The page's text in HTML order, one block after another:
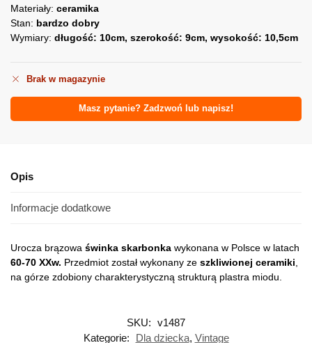
Materiały: ceramika
Stan: bardzo dobry
Wymiary: długość: 10cm, szerokość: 9cm, wysokość: 10,5cm
Brak w magazynie
Masz pytanie? Zadzwoń lub napisz!
Opis
Informacje dodatkowe
Urocza brązowa świnka skarbonka wykonana w Polsce w latach
60-70 XXw. Przedmiot został wykonany ze szkliwionej ceramiki
na górze zdobiony charakterystyczną strukturą plastra miodu.
SKU: v1487
Kategorie:
Dla dziecka, Vintage